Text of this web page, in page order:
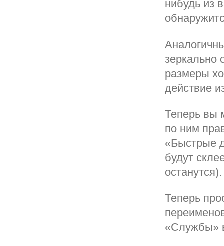
нибудь из
зеркально
размеры
действие
Теперь вы
по ним
«Быстрые
будут
останутся).
Теперь
«Службы»